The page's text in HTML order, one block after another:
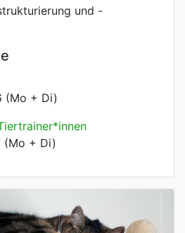
und -
(Mo + Di)
(Mo + Di)